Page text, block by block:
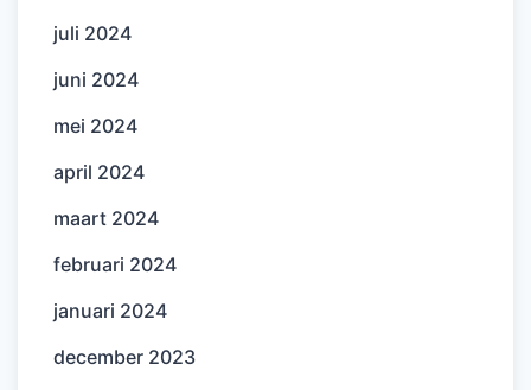
juli 2024
juni 2024
mei 2024
april 2024
maart 2024
februari 2024
januari 2024
december 2023